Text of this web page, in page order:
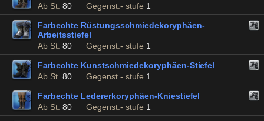
Ab St. 80 Gegenst.- stufe 1
Farbechte Rüstungsschmiedekoryphäen-
Arbeitsstiefel
Ab St. 80 Gegenst.- stufe 1
Farbechte Kunstschmiedekoryphäen-Stiefel
Ab St. 80 Gegenst.- stufe 1
Farbechte Ledererkoryphäen-Kniestiefel
Ab St. 80 Gegenst.- stufe 1